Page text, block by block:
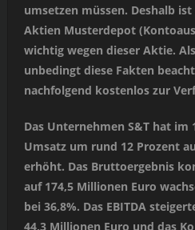
umsetzen müssen. Deshalb
Aktien Musterdepot
wichtig wegen dieser Aktie.
unbedingt diese Fakten
nachfolgend kostenlos zur
Das Unternehmen S&T hat im
Umsatz um rund 12 Prozent
erhöht. Das Bruttoergebnis
auf 174,5 Millionen Euro
bei 36,8%. Das EBITDA
44,3 Millionen Euro und das